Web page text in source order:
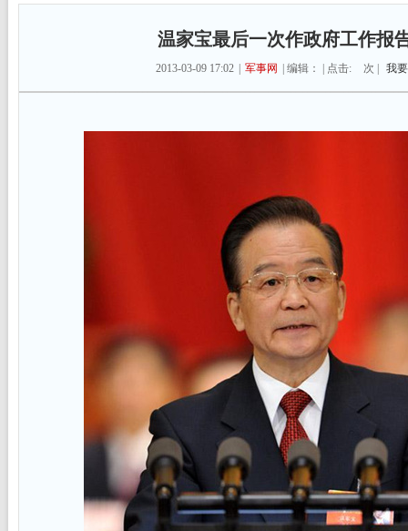
温家宝最后一次作政府工作报
2013-03-09 17:02 军事网 | 编辑： | 点击: 次 | 我